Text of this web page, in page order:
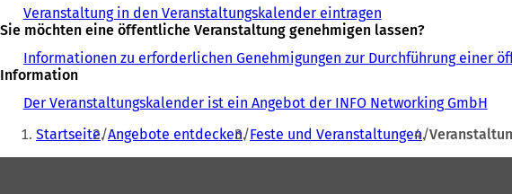
Veranstaltung in den Veranstaltungskalender eintragen
Sie möchten eine öffentliche Veranstaltung genehmigen lassen?
Informationen zu erforderlichen Genehmigungen zur Durchführung einer
Information
Der Veranstaltungskalender ist ein Angebot der INFO Networking GmbH
Sie
befinden
Startseite Angebote entdecken Feste und Veranstaltungen